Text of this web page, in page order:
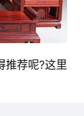
推荐呢?这里